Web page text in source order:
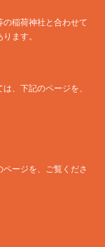
稲荷神社と合わせて
ます。
、下記のページを、
ージを、ご覧くださ